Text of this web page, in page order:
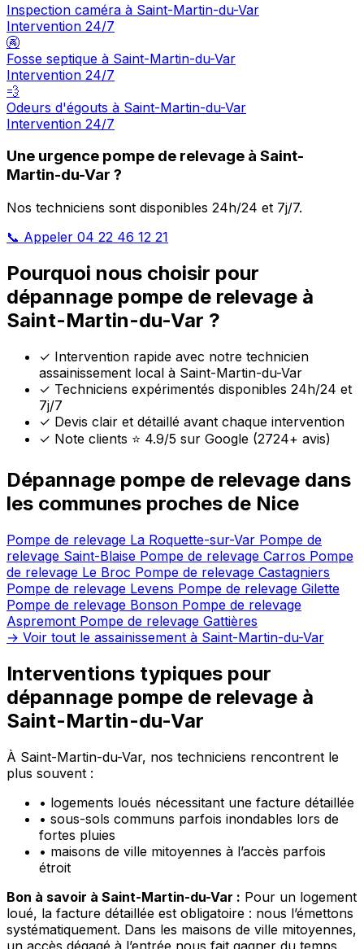
Inspection caméra à Saint-Martin-du-Var
Intervention 24/7
🚱
Fosse septique à Saint-Martin-du-Var
Intervention 24/7
💨
Odeurs d'égouts à Saint-Martin-du-Var
Intervention 24/7
Une urgence pompe de relevage à Saint-
Martin-du-Var ?
Nos techniciens sont disponibles 24h/24 et 7j/7.
📞 Appeler 04 22 46 12 21
Pourquoi nous choisir pour
dépannage pompe de relevage à
Saint-Martin-du-Var ?
✓ Intervention rapide avec notre technicien
assainissement local à Saint-Martin-du-Var
✓ Techniciens expérimentés disponibles 24h/24 et
7j/7
✓ Devis clair et détaillé avant chaque intervention
✓ Note clients ⭐ 4.9/5 sur Google (2724+ avis)
Dépannage pompe de relevage dans
les communes proches de Nice
Pompe de relevage La Roquette-sur-Var Pompe de
relevage Saint-Blaise Pompe de relevage Carros Pompe
de relevage Le Broc Pompe de relevage Castagniers
Pompe de relevage Levens Pompe de relevage Gilette
Pompe de relevage Bonson Pompe de relevage
Aspremont Pompe de relevage Gattières
→ Voir tout le assainissement à Saint-Martin-du-Var
Interventions typiques pour
dépannage pompe de relevage à
Saint-Martin-du-Var
À Saint-Martin-du-Var, nos techniciens rencontrent le
plus souvent :
• logements loués nécessitant une facture détaillée
• sous-sols communs parfois inondables lors de
fortes pluies
• maisons de ville mitoyennes à l’accès parfois
étroit
Bon à savoir à Saint-Martin-du-Var : Pour un logement
loué, la facture détaillée est obligatoire : nous l’émettons
systématiquement. Dans les maisons de ville mitoyennes,
un accès dégagé à l’entrée nous fait gagner du temps.